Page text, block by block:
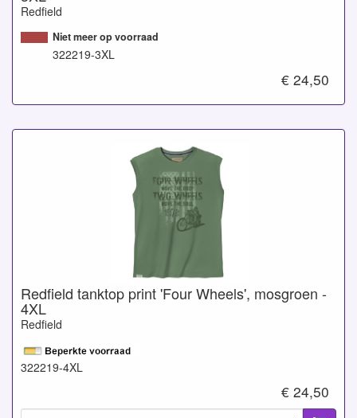
Redfield
Niet meer op voorraad
322219-3XL
€ 24,50
Redfield tanktop print 'Four Wheels', mosgroen -
4XL
Redfield
322219-4XL
€ 24,50